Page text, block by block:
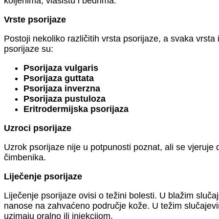
Vrste psorijaze
Postoji nekoliko različitih vrsta psorijaze, a svaka
psorijaze su:
Psorijaza vulgaris
Psorijaza guttata
Psorijaza inverzna
Psorijaza pustuloza
Eritrodermijska psorijaza
Uzroci psorijaze
Uzrok psorijaze nije u potpunosti poznat, ali se
čimbenika.
Liječenje psorijaze
Liječenje psorijaze ovisi o težini bolesti. U blažim
nanose na zahvaćeno područje kože. U težim
uzimaju oralno ili injekcijom.